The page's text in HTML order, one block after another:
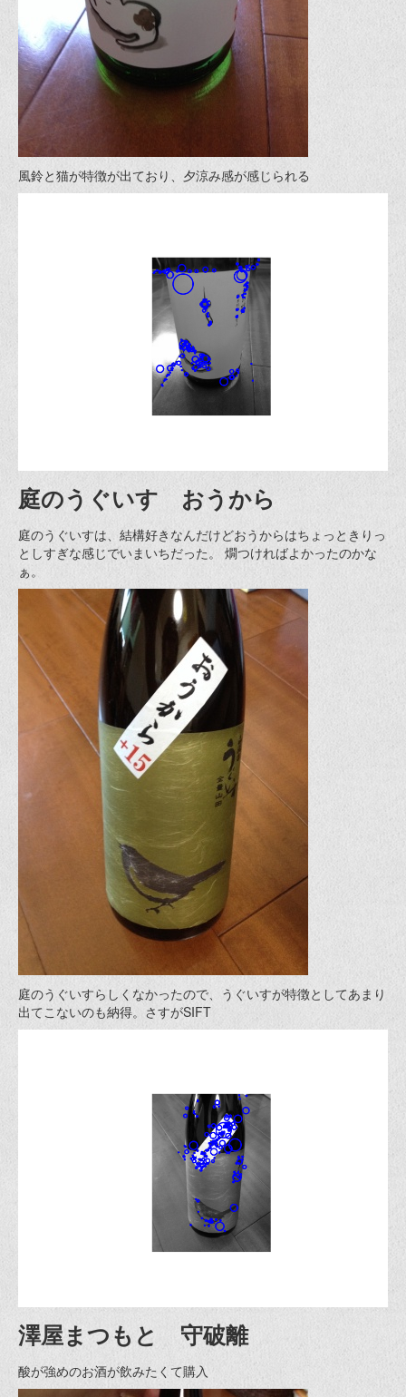
風鈴と猫が特徴が出ており、夕涼み感が感じられる
庭のうぐいす おうから
庭のうぐいすは、結構好きなんだけどおうからはちょっときりっ
としすぎな感じでいまいちだった。 燗つければよかったのかな
ぁ。
庭のうぐいすらしくなかったので、うぐいすが特徴としてあまり
出てこないのも納得。さすがSIFT
澤屋まつもと 守破離
酸が強めのお酒が飲みたくて購入